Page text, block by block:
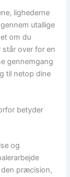
lighederne
utallige
om du
over for en
gennemgang
til netop dine
betyder
og
præcision,